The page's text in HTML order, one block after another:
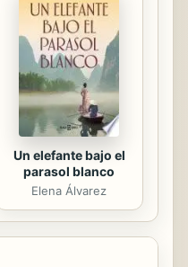
Un elefante bajo el
parasol blanco
Elena Álvarez